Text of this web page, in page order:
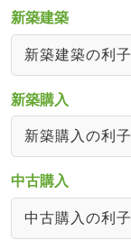
新築建築
新築建築の利
新築購入
新築購入の利
中古購入
中古購入の利